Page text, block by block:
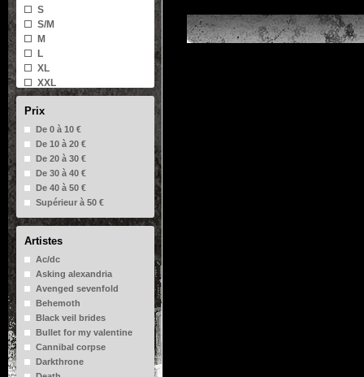
Porte clé
Sweat-shirts
T-shirt sans manche
S
S/M
M
L
XL
XXL
Prix
De 0 à 10 €
De 10 à 20 €
De 20 à 30 €
De 30 à 40 €
De 40 à 50 €
Supérieur à 50 €
Artistes
Ac/dc
Asking alexandria
Avenged sevenfold
Behemoth
Black veil brides
Bullet for my valentine
Cannibal corpse
Darkthrone